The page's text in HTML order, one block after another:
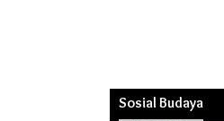
Sosial Budaya